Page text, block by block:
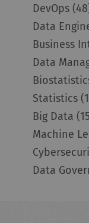
DevOps
Data
Business
Data
Statistics
Big Data
Machine
Data